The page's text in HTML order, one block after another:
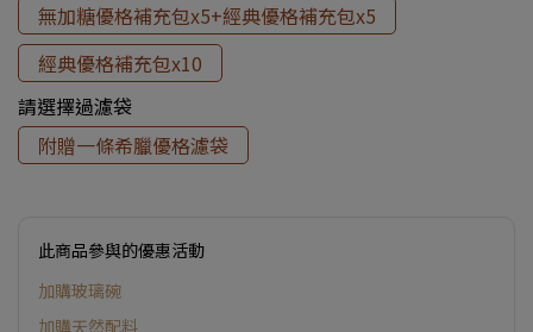
無加糖優格補充包x5+經典優格補充包x5
經典優格補充包x10
請選擇過濾袋
附贈一條希臘優格濾袋
此商品參與的優惠活動
加購玻璃碗
加購天然配料